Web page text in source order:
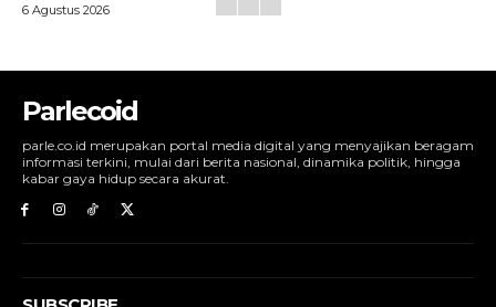
6 Agustus 2026
Parlecoid
parle.co.id merupakan portal media digital yang menyajikan beragam
informasi terkini, mulai dari berita nasional, dinamika politik, hingga
kabar gaya hidup secara akurat.